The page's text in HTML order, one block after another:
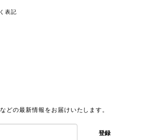
表記
どの最新情報をお届けいたします。
登録